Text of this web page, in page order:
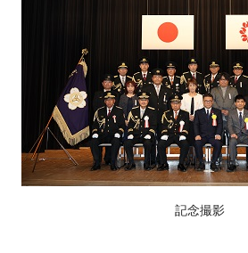
記念撮影